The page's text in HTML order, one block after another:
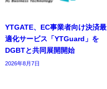
YTGATE、EC事業者向け決済最
適化サービス「YTGuard」を
DGBTと共同展開開始
2026年8月7日